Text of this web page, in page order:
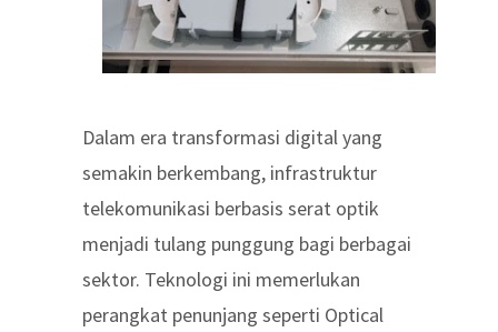
Dalam era transformasi digital yang
semakin berkembang, infrastruktur
telekomunikasi berbasis serat optik
menjadi tulang punggung bagi berbagai
sektor. Teknologi ini memerlukan
perangkat penunjang seperti Optical